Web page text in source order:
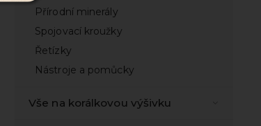
Přírodní minerály
Spojovací kroužky
Řetízky
Nástroje a pomůcky
Vše na korálkovou výšivku